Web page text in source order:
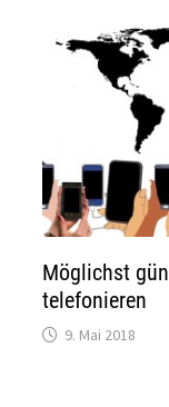
Möglichst
telefonieren
9. Mai 2018